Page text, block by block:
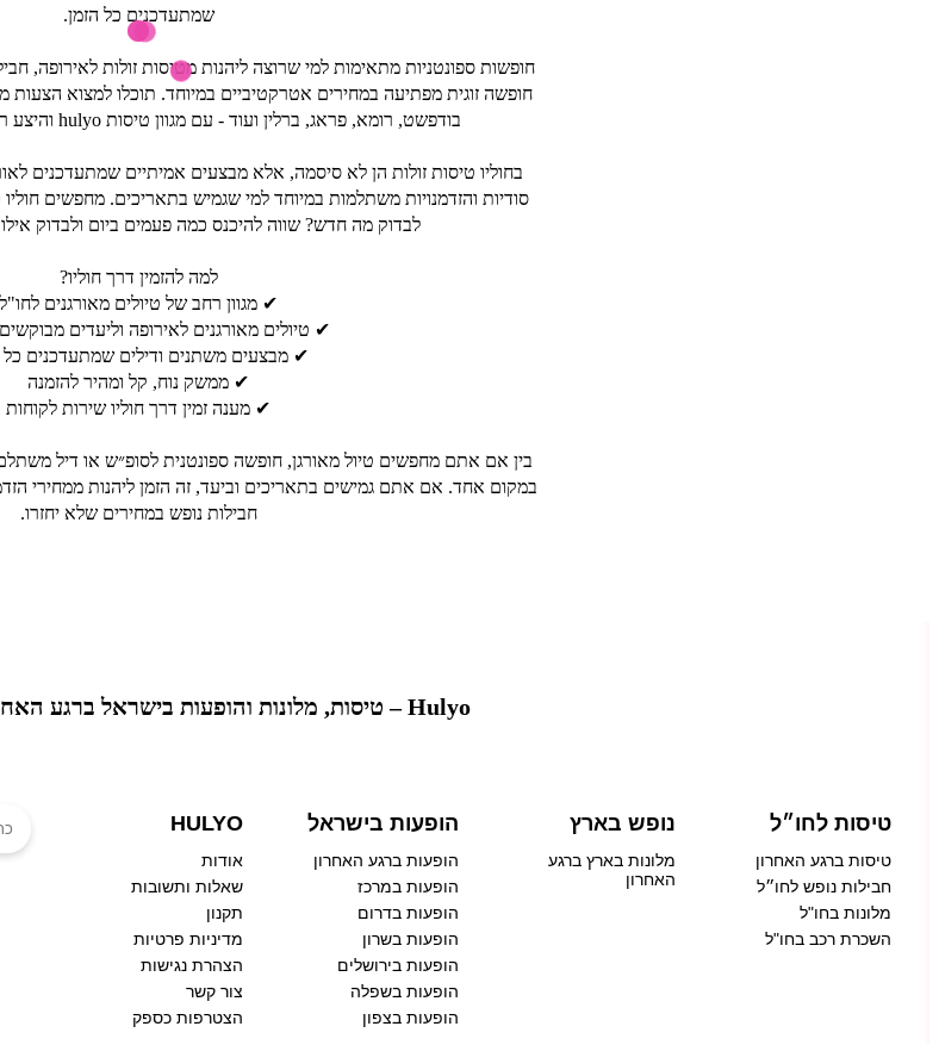
שמתעדכנים כל הזמן.
חופשות ספונטניות מתאימות למי שרוצה ליהנות מטיסות זולות לאירופה,
חופשה זוגית מפתיעה במחירים אטרקטיביים במיוחד. תוכלו למצוא
בודפשט, רומא, פראג, ברלין ועוד - עם מגוון טיסות hulyo והיצע רחב של חוליו חבילות נופש.
בחוליו טיסות זולות הן לא סיסמה, אלא מבצעים אמיתיים שמתעדכנים
סודיות והזדמנויות משתלמות במיוחד למי שגמיש בתאריכים. מחפשים
לבדוק מה חדש? שווה להיכנס כמה פעמים ביום ולבדוק אילו
למה להזמין דרך חוליו?
✔ מגוון רחב של טיולים מאורגנים לחו"ל
✔ טיולים מאורגנים לאירופה וליעדים
✔ מבצעים משתנים ודילים שמתעדכנים כל
✔ ממשק נוח, קל ומהיר להזמנה
✔ מענה זמין דרך חוליו שירות לקוחות
בין אם אתם מחפשים טיול מאורגן, חופשה ספונטנית לסופ״ש או דיל
במקום אחד. אם אתם גמישים בתאריכים וביעד, זה הזמן ליהנות ממחירי
חבילות נופש במחירים שלא יחזרו.
Hulyo – טיסות, מלונות והופעות בישראל ברגע האחרון
טיסות לחו״ל
טיסות ברגע האחרון
חבילות נופש לחו״ל
מלונות בחו"ל
השכרת רכב בחו"ל
נופש בארץ
מלונות בארץ ברגע
האחרון
הופעות בישראל
הופעות ברגע האחרון
הופעות במרכז
הופעות בדרום
הופעות בשרון
הופעות בירושלים
הופעות בשפלה
הופעות בצפון
HULYO
אודות
שאלות ותשובות
תקנון
מדיניות פרטיות
הצהרת נגישות
צור קשר
הצטרפות כספק